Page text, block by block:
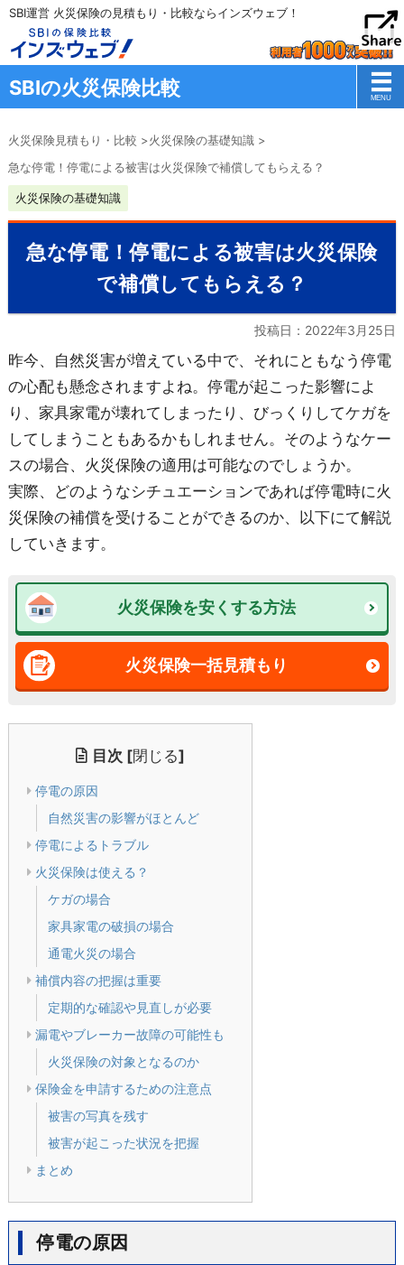
SBI運営 火災保険の見積もり・比較ならインズウェブ！
SBIの火災保険比較
火災保険見積もり・比較 >火災保険の基礎知識 >
急な停電！停電による被害は火災保険で補償してもらえる？
火災保険の基礎知識
急な停電！停電による被害は火災保険
で補償してもらえる？
投稿日： 2022年3月25日
昨今、自然災害が増えている中で、それにともなう停電
の心配も懸念されますよね。停電が起こった影響によ
り、家具家電が壊れてしまったり、びっくりしてケガを
してしまうこともあるかもしれません。そのようなケー
スの場合、火災保険の適用は可能なのでしょうか。
実際、どのようなシチュエーションであれば停電時に火
災保険の補償を受けることができるのか、以下にて解説
していきます。
火災保険を安くする方法
火災保険一括見積もり
目次 [閉じる]
停電の原因
自然災害の影響がほとんど
停電によるトラブル
火災保険は使える？
ケガの場合
家具家電の破損の場合
通電火災の場合
補償内容の把握は重要
定期的な確認や見直しが必要
漏電やブレーカー故障の可能性も
火災保険の対象となるのか
保険金を申請するための注意点
被害の写真を残す
被害が起こった状況を把握
まとめ
停電の原因